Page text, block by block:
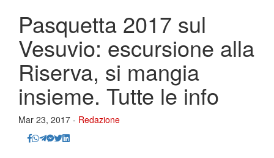
Pasquetta 2017 sul
Vesuvio: escursione alla
Riserva, si mangia
insieme. Tutte le info
Mar 23, 2017 - Redazione